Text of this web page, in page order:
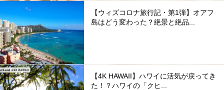
【ウィズコロナ旅行記・第1弾】オアフ
島はどう変わった？絶景と絶品...
【4K HAWAII】ハワイに活気が戻ってき
た！？ハワイの「クヒ...